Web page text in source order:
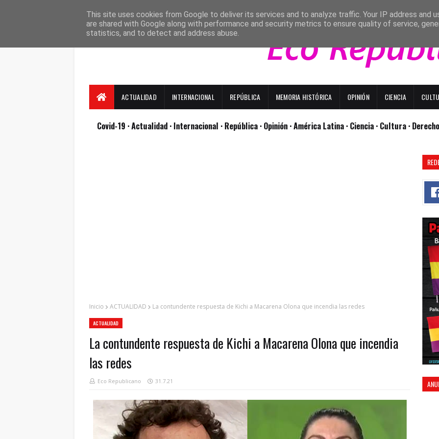
ACTUALIDAD INTERNACIONAL REPÚBLICA MEMORIA HISTÓRICA OPINIÓN CIENCIA
Covid-19 · Actualidad · Internacional · República · Opinión · América Latina · Ciencia · Cultura ·
Inicio ACTUALIDAD La contundente respuesta de Kichi a Macarena Olona que incendia las redes
ACTUALIDAD
La contundente respuesta de Kichi a Macarena Olona que incendia
las redes
Eco Republicano 31.7.21
This site uses cookies from Google to deliver its services and to analyze traffic. Your IP address and
are shared with Google along with performance and security metrics to ensure quality of service,
statistics, and to detect and address abuse.